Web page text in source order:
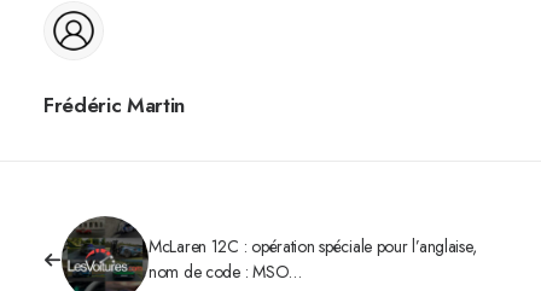
Frédéric Martin
McLaren 12C : opération spéciale pour l’anglaise,
nom de code : MSO…